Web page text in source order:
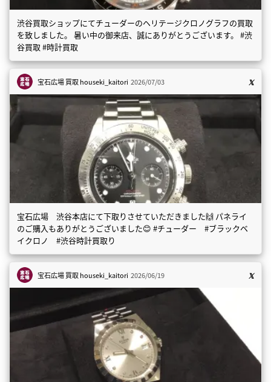
渋谷買取ショップにてチューダーのヘリテージクロノグラフの買取
を致しました。 暑い中の御来店、誠にありがとうございます。 #渋
谷買取 #時計買取
宝石広場 買取houseki_kaitori 2026/07/03
宝石広場 渋谷本店にて下取りさせていただきました🙌 パネライ
のご購入もありがとうございました😊 #チューダー #ブラックベ
イクロノ #渋谷時計買取り
宝石広場 買取houseki_kaitori 2026/06/19